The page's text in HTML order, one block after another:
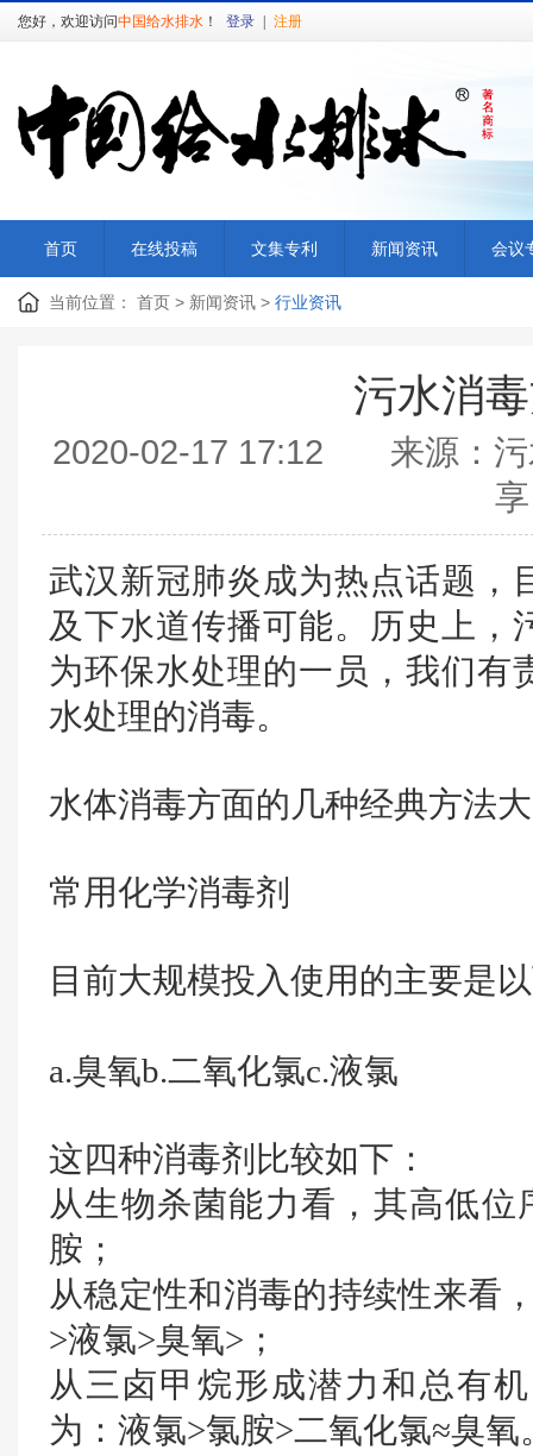
您好，欢迎访问中国给水排水 ！ 登录 注册
首页 在线投稿 文集专利 新闻资讯 会议
当前位置： 首页 > 新闻资讯 > 行业资讯
污水消
2020-02-17 17:12 来源
武汉新冠肺炎成为热点话题，
及下水道传播可能。历史上，
为环保水处理的一员，我们有
水处理的消毒。
水体消毒方面的几种经典方法
常用化学消毒剂
目前大规模投入使用的主要是
a.臭氧b.二氧化氯c.液氯
这四种消毒剂比较如下：
从生物杀菌能力看，其高低
胺；
从稳定性和消毒的持续性来看
>液氯>臭氧>；
从三卤甲烷形成潜力和总有
为：液氯>氯胺>二氧化氯≈臭氧